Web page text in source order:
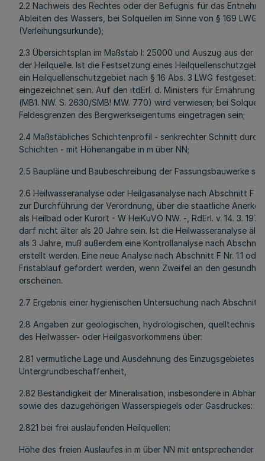
2.2 Nachweis des Rechtes oder der Befugnis für das
Ableiten des Wassers, bei Solquellen im Sinne von § 169 LWG
(Verleihungsurkunde);
2.3 Übersichtsplan im Maßstab l: 25000 und Auszug aus der
der Heilquelle. Ist die Festsetzung eines
ein Heilquellenschutzgebiet nach § 16 Abs. 3 LWG
eingezeichnet sein. Auf den itdErl. d. Ministers für Ernährung,
(MB1. NW. S. 2630/SMB! MW. 770) wird verwiesen; bei
Feldesgrenzen des Bergwerkseigentums eingetragen sein;
2.4 Maßstäbliches Schichtenprofil - senkrechter Schnitt durch
Schichten - mit Höhenangabe in m über NN;
2.5 Baupläne und Baubeschreibung der Fassungsbauwerke
2.6 Heilwasseranalyse oder Heilgasanalyse nach Abschnitt F
zur Durchführung der Verordnung, über die staatliche
als Heilbad oder Kurort - W HeiKuVO NW. -, RdErl. v. 14. 3. 1972
darf nicht älter als 20 Jahre sein. Ist die Heilwasseranalyse
als 3 Jahre, muß außerdem eine Kontrollanalyse nach Abschnitt
erstellt werden. Eine neue Analyse nach Abschnitt F Nr. 1.1
Fristablauf gefordert werden, wenn Zweifel an den
erscheinen.
2.7 Ergebnis einer hygienischen Untersuchung nach Abschnitt
2.8 Angaben zur geologischen, hydrologischen,
des Heilwasser- oder Heilgasvorkommens über:
2.81 vermutliche Lage und Ausdehnung des Einzugsgebietes
Untergrundbeschaffenheit,
2.82 Beständigkeit der Mineralisation, insbesondere in
sowie des dazugehörigen Wasserspiegels oder Gasdruckes:
2.821 bei frei auslaufenden Heilquellen:
Höhe des freien Auslaufes in m über NN mit entsprechender